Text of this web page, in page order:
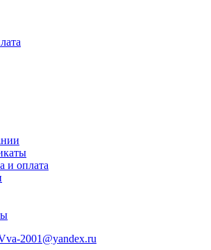
и оплата
2001@yandex.ru